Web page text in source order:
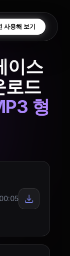
사용해 보기
이스
로드
형
00:05